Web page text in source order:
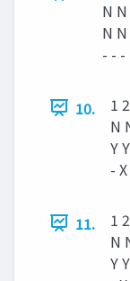
N
N
- - -
10.
1
N
Y
-
11.
1
N
Y